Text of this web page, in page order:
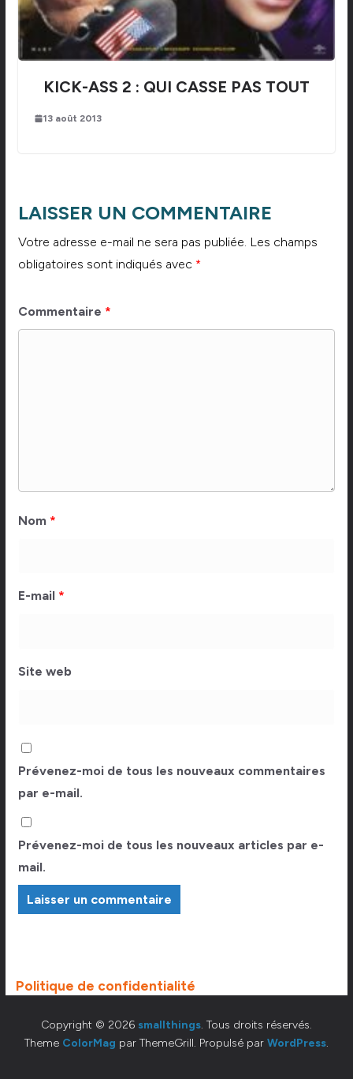
KICK-ASS 2 : QUI CASSE PAS TOUT
13 août 2013
LAISSER UN COMMENTAIRE
Votre adresse e-mail ne sera pas publiée. Les champs
obligatoires sont indiqués avec *
Commentaire *
Nom *
E-mail *
Site web
Prévenez-moi de tous les nouveaux commentaires
par e-mail.
Prévenez-moi de tous les nouveaux articles par e-
mail.
Politique de confidentialité
Copyright © 2026 smallthings. Tous droits réservés.
Theme ColorMag par ThemeGrill. Propulsé par WordPress.